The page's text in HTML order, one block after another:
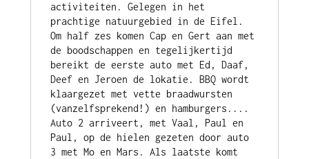
activiteiten. Gelegen in het
prachtige natuurgebied in de Eifel.
Om half zes komen Cap en Gert aan met
de boodschappen en tegelijkertijd
bereikt de eerste auto met Ed, Daaf,
Deef en Jeroen de lokatie. BBQ wordt
klaargezet met vette braadwursten
(vanzelfsprekend!) en hamburgers....
Auto 2 arriveert, met Vaal, Paul en
Paul, op de hielen gezeten door auto
3 met Mo en Mars. Als laatste komt